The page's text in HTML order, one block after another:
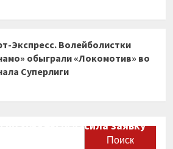
Экспресс. Волейболистки
обыграли «Локомотив» во
Суперлиги
хоккею огласила заявку